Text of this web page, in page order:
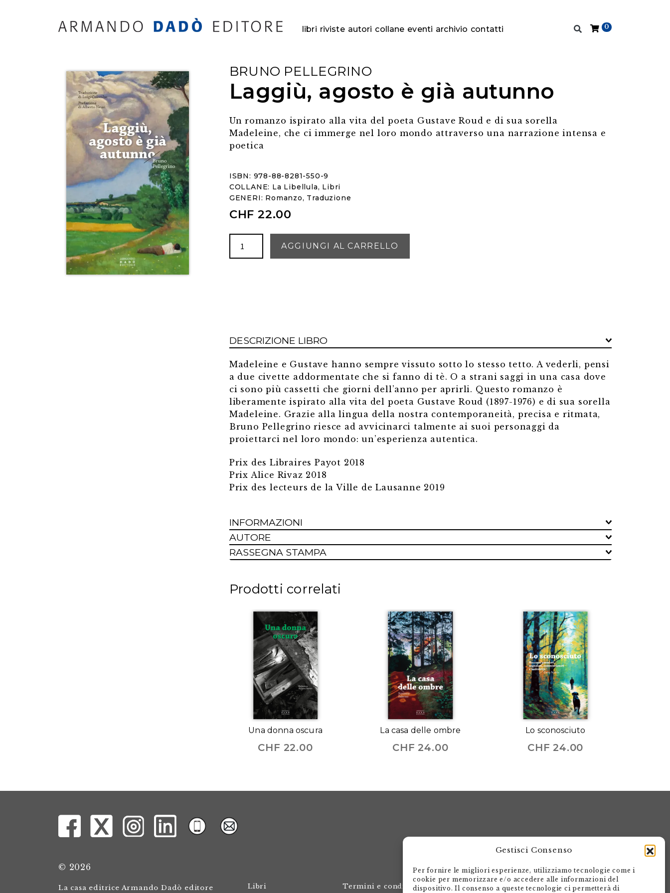
Gestisci Consenso
Per fornire le migliori esperienze, utilizziamo tecnologie come i
cookie per memorizzare e/o accedere alle informazioni del
dispositivo. Il consenso a queste tecnologie ci permetterà di
libri riviste autori collane eventi archivio contatti 0
BRUNO PELLEGRINO
Laggiù, agosto è già autunno
Un romanzo ispirato alla vita del poeta Gustave Roud e di sua sorella
Madeleine, che ci immerge nel loro mondo attraverso una narrazione intensa e
poetica
ISBN: 978-88-8281-550-9
COLLANE: La Libellula, Libri
GENERI: Romanzo, Traduzione
CHF 22.00
agosto
AGGIUNGI AL CARRELLO
DESCRIZIONE LIBRO
Madeleine e Gustave hanno sempre vissuto sotto lo stesso tetto. A vederli, pensi
a due civette addormentate che si fanno di tè. O a strani saggi in una casa dove
ci sono più cassetti che giorni dell’anno per aprirli. Questo romanzo è
liberamente ispirato alla vita del poeta Gustave Roud (1897-1976) e di sua sorella
Madeleine. Grazie alla lingua della nostra contemporaneità, precisa e ritmata,
Bruno Pellegrino riesce ad avvicinarci talmente ai suoi personaggi da
proiettarci nel loro mondo: un’esperienza autentica.
Prix des Libraires Payot 2018
Prix Alice Rivaz 2018
Prix des lecteurs de la Ville de Lausanne 2019
INFORMAZIONI
AUTORE
RASSEGNA STAMPA
Prodotti correlati
Una donna oscura
CHF 22.00
La casa delle ombre
CHF 24.00
Lo sconosciuto
CHF 24.00
© 2026
La casa editrice Armando Dadò editore Libri Termini e condizioni Armando Dadò Editore